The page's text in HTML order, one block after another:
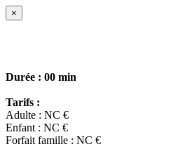
×
Durée : 00 min
Tarifs :
Adulte : NC €
Enfant : NC €
Forfait famille : NC €